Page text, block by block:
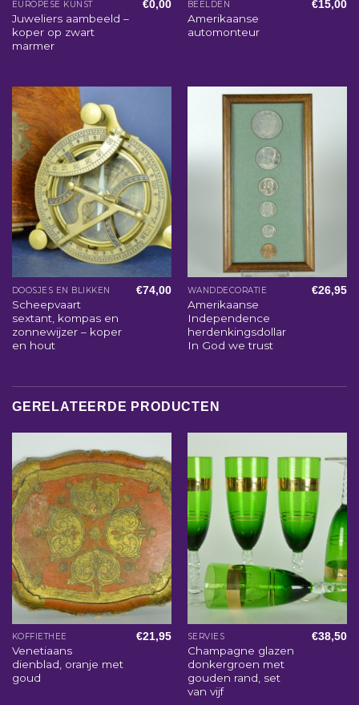
EUROPESE KUNST
Juweliers aambeeld –
koper op zwart
marmer
€0,00 BEELDEN
Amerikaanse
automonteur
€15,00
DOOSJES EN BLIKKEN
Scheepvaart
sextant, kompas en
zonnewijzer – koper
en hout
€74,00 WANDDECORATIE
Amerikaanse
Independence
herdenkingsdollar
In God we trust
€26,95
GERELATEERDE PRODUCTEN
KOFFIETHEE
Venetiaans
dienblad, oranje met
goud
€21,95 SERVIES
Champagne glazen
donkergroen met
gouden rand, set
van vijf
€38,50